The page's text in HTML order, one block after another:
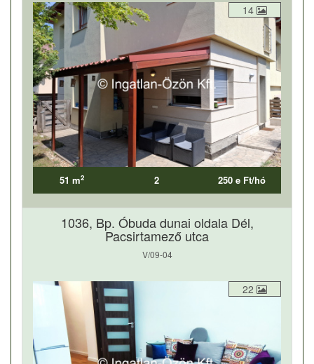
14
51 m2 2 250 e Ft/hó
1036, Bp. Óbuda dunai oldala Dél,
Pacsirtamező utca
V/09-04
22